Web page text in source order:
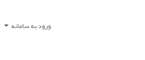
ورود به سامانه